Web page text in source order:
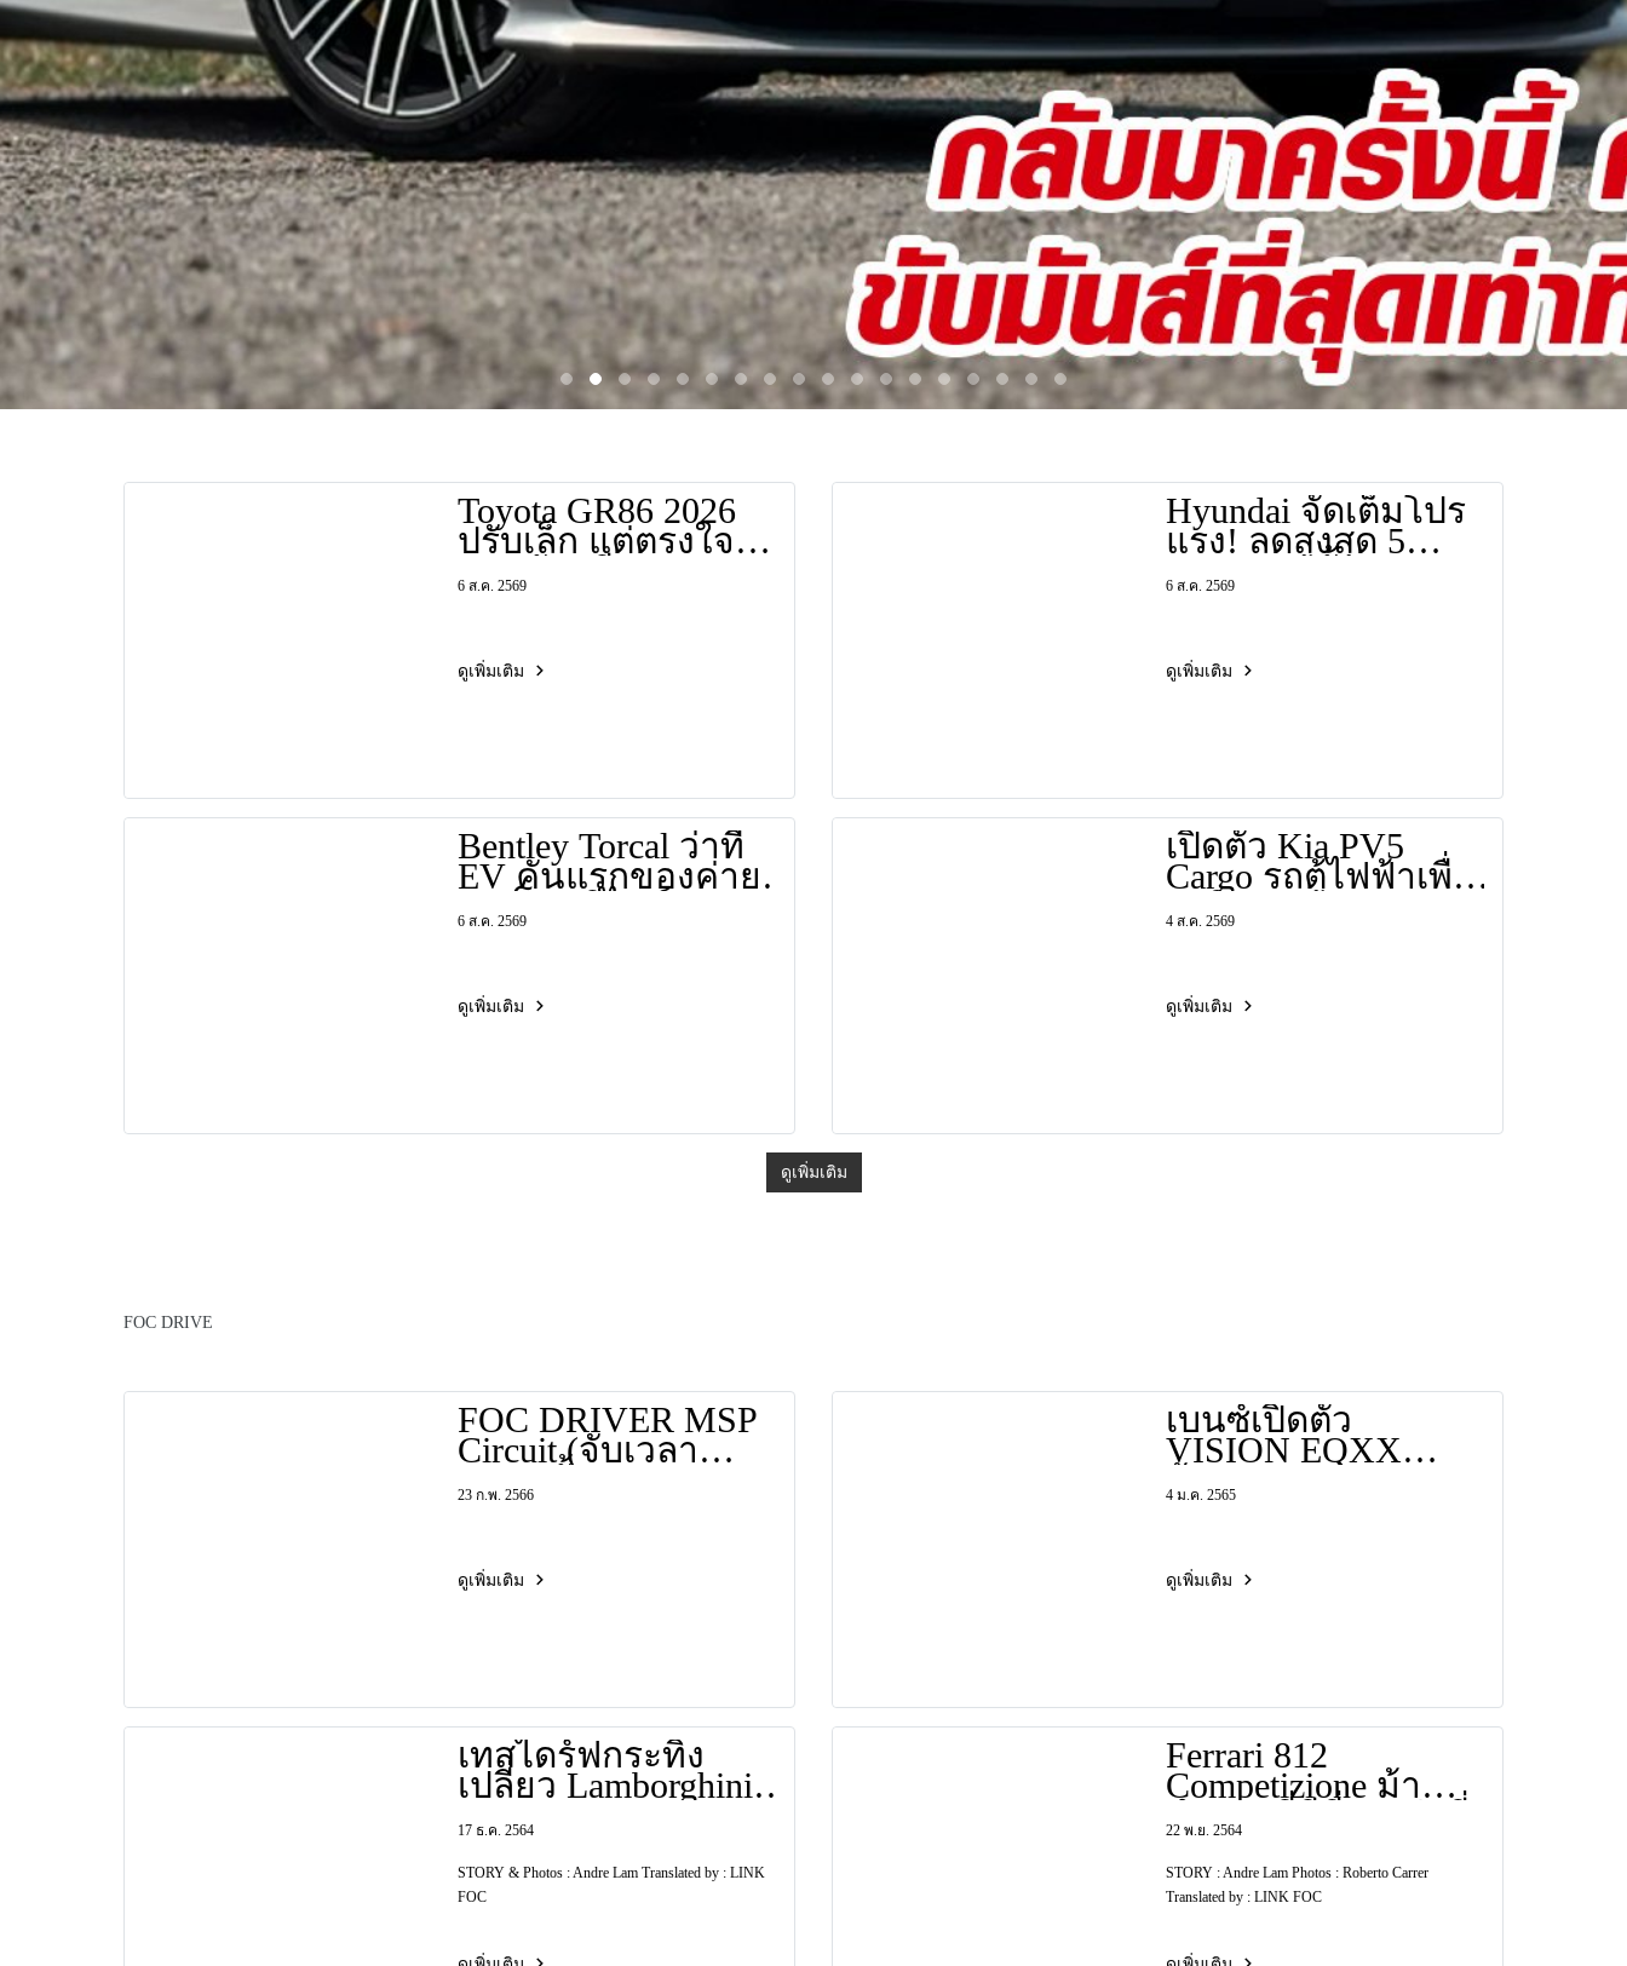
Toyota GR86 2026
ปรับเล็ก แต่ตรงใจ
สายขับ! สี Solid
Gray กลับมาอีกครั้ง
ล่าง พวงมาลัย และ
Eyesight ใหม่ 3
6 ส.ค. 2569
ดูเพิ่มเติม
Hyundai จัดเต็มโปร
แรง! ลดสูงสุด 5
แสนบาท ทั้ง SUV,
MPV และ EV เชียร์
คุ้มไปด้วย
6 ส.ค. 2569
ดูเพิ่มเติม
Bentley Torcal ว่าที่
EV คันแรกของค่าย
เผยโฉมดีไซน์
"Bentley Diamond"
23 กันยายนนี้
6 ส.ค. 2569
ดูเพิ่มเติม
เปิดตัว Kia PV5
Cargo รถตู้ไฟฟ้าเพื่อ
ธุรกิจ ราคา 1.199
ล้านบาท วิ่งไกล 384
ลิตร พร้อม ADAS
ครบ
4 ส.ค. 2569
ดูเพิ่มเติม
ดูเพิ่มเติม
FOC DRIVE
FOC DRIVER MSP
Circuit (จับเวลา
สนามสั้น / ยาว)
23 ก.พ. 2566
ดูเพิ่มเติม
เบนซ์เปิดตัว
VISION EQXX
ต้นแบบสุดยอด
รถไฟฟ้าไซส์เล็ก
ไกลถึง 1 พันกม.!
4 ม.ค. 2565
ดูเพิ่มเติม
เทสไดร์ฟกระทิง
เปลี่ยว Lamborghini
Huracan STO
17 ธ.ค. 2564
STORY & Photos : Andre Lam Translated by : LINK
FOC
Ferrari 812
Competizione ม้า
ลำพองที่ดีที่สุดเท่าที่
เคยมีมา!
22 พ.ย. 2564
STORY : Andre Lam Photos : Roberto Carrer
Translated by : LINK FOC